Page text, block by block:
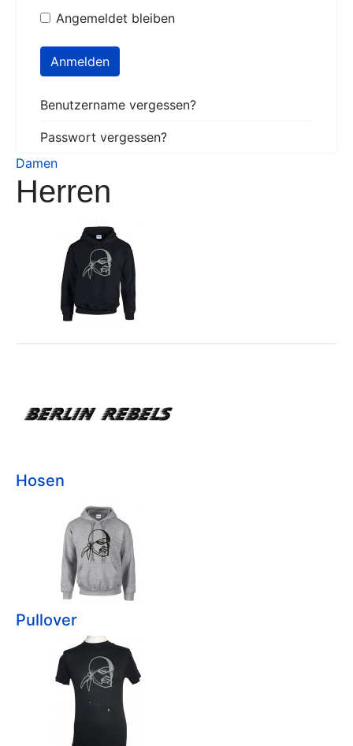
Angemeldet bleiben
Anmelden
Benutzername vergessen?
Passwort vergessen?
Damen
Herren
Hosen
Pullover